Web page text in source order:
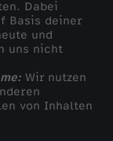
Dabei
Basis deiner
und
uns nicht
Wir nutzen
von Inhalten